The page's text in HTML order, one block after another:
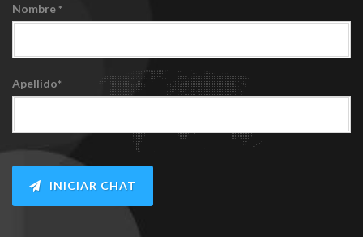
Nombre *
Apellido*
INICIAR CHAT